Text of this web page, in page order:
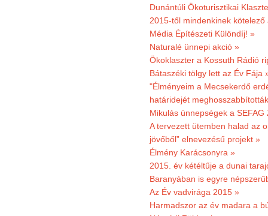
Dunántúli Ökoturisztikai
2015-től mindenkinek
Média Építészeti Különdíj! »
Naturalé ünnepi akció »
Ökoklaszter a Kossuth Rádió
Bátaszéki tölgy lett az Év Fája
"Élményeim a Mecsekerdő
határidejét
Mikulás ünnepségek a SEFAG
A tervezett ütemben halad az
jövőből” elnevezésű projekt »
Élmény Karácsonyra »
2015. év kétéltűje a dunai
Baranyában is egyre
Az Év vadvirága 2015 »
Harmadszor az év madara a